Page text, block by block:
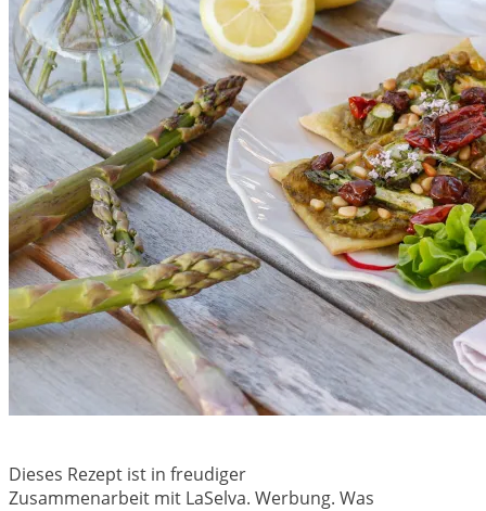
Dieses Rezept ist in freudiger
Zusammenarbeit mit LaSelva. Werbung. Was